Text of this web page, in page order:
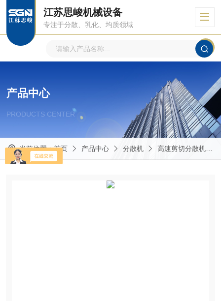
江苏思峻机械设备
专注于分散、乳化、均质领域
产品中心
PRODUCTS CENTER
当前位置：首页 产品中心 分散机 高速剪切分散机